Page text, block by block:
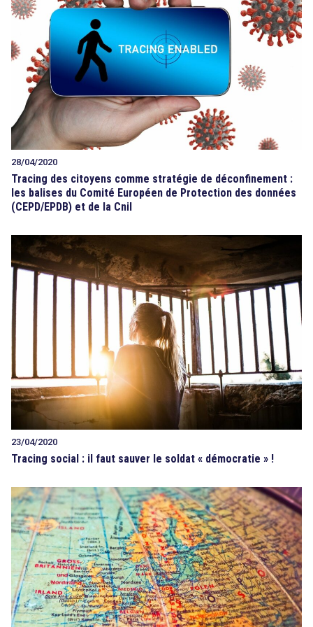
28/04/2020
Tracing des citoyens comme stratégie de déconfinement :
les balises du Comité Européen de Protection des données
(CEPD/EPDB) et de la Cnil
23/04/2020
Tracing social : il faut sauver le soldat « démocratie » !